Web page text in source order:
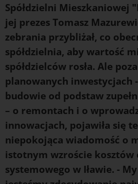
Spółdzielni Mieszkaniowej
jej prezes Tomasz
zebrania przybliżał, co
spółdzielnia, aby wartość
spółdzielców rosła. Ale
planowanych inwestycjach
budowie od podstaw
– o remontach i o
innowacjach, pojawiła się
niepokojąca wiadomość o
istotnym wzroście kosztów
systemowego w Iławie. -